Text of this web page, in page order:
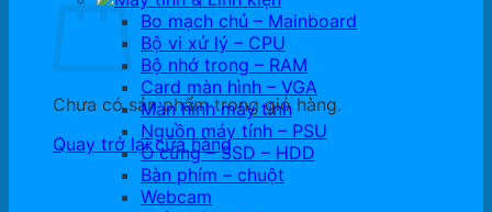
Chưa có sản phẩm trong giỏ hàng.
Quay trở lại cửa hàng
Bo mạch chủ – Mainboard
Bộ vi xử lý – CPU
Bộ nhớ trong – RAM
Card màn hình – VGA
Màn hình máy tính
Nguồn máy tính – PSU
Ổ cứng – SSD – HDD
Bàn phím – chuột
Webcam